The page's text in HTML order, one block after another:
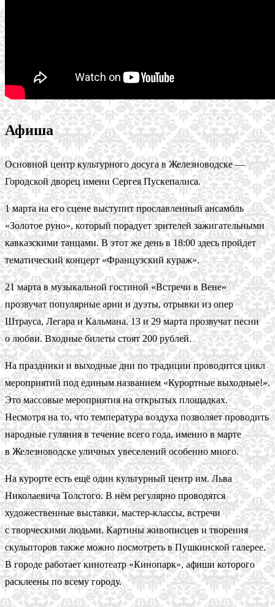
Афиша
Основной центр культурного досуга в Железноводске —
Городской дворец имени Сергея Пускепалиса.
1 марта на его сцене выступит прославленный ансамбль
«Золотое руно», который порадует зрителей зажигательными
кавказскими танцами. В этот же день в 18:00 здесь пройдет
тематический концерт «Французский кураж».
21 марта в музыкальной гостиной «Встречи в Вене»
прозвучат популярные арии и дуэты, отрывки из опер
Штрауса, Легара и Кальмана. 13 и 29 марта прозвучат песни
о любви. Входные билеты стоят 200 рублей.
На праздники и выходные дни по традиции проводится цикл
мероприятий под единым названием «Курортные выходные!».
Это массовые мероприятия на открытых площадках.
Несмотря на то, что температура воздуха позволяет проводить
народные гуляния в течение всего года, именно в марте
в Железноводске уличных увеселений особенно много.
На курорте есть ещё один культурный центр им. Льва
Николаевича Толстого. В нём регулярно проводятся
художественные выставки, мастер-классы, встречи
с творческими людьми. Картины живописцев и творения
скульпторов также можно посмотреть в Пушкинской галерее.
В городе работает кинотеатр «Кинопарк», афиши которого
расклеены по всему городу.